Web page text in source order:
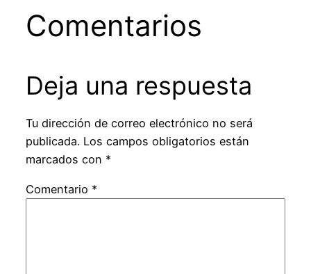
Comentarios
Deja una respuesta
Tu dirección de correo electrónico no será
publicada. Los campos obligatorios están
marcados con *
Comentario *